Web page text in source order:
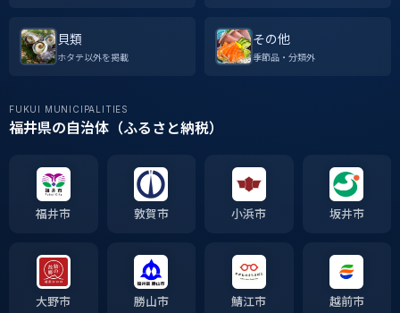
貝類
ホタテ以外を掲載
その他
季節品・分類外
FUKUI MUNICIPALITIES
福井県の自治体（ふるさと納税）
福井市 敦賀市 小浜市 坂井市
大野市 勝山市 鯖江市 越前市